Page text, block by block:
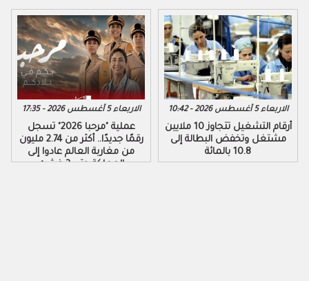
الاربعاء 5 أغسطس 2026 - 17:35
عملية "مرحبا 2026" تسجل
رقمًا جديدًا.. أكثر من 2.74 مليون
من مغاربة العالم عادوا إلى
المملكة حتى 3 غشت
الاربعاء 5 أغسطس 2026 - 10:42
أرقام التشغيل تتجاوز 10 ملايين
مشتغل وتخفض البطالة إلى
10.8 بالمائة